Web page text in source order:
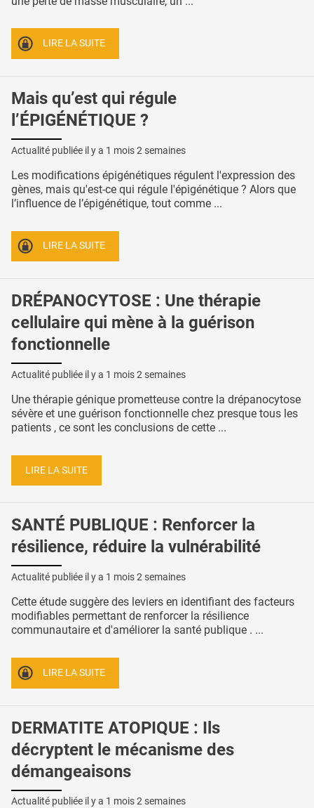
LIRE LA SUITE
Mais qu’est qui régule
l’ÉPIGÉNÉTIQUE ?
Actualité publiée il y a 1 mois 2 semaines
Les modifications épigénétiques régulent l'expression des
gènes, mais qu'est-ce qui régule l'épigénétique ? Alors que
l’influence de l’épigénétique, tout comme ...
LIRE LA SUITE
DRÉPANOCYTOSE : Une thérapie
cellulaire qui mène à la guérison
fonctionnelle
Actualité publiée il y a 1 mois 2 semaines
Une thérapie génique prometteuse contre la drépanocytose
sévère et une guérison fonctionnelle chez presque tous les
patients , ce sont les conclusions de cette ...
LIRE LA SUITE
SANTÉ PUBLIQUE : Renforcer la
résilience, réduire la vulnérabilité
Actualité publiée il y a 1 mois 2 semaines
Cette étude suggère des leviers en identifiant des facteurs
modifiables permettant de renforcer la résilience
communautaire et d'améliorer la santé publique . ...
LIRE LA SUITE
DERMATITE ATOPIQUE : Ils
décryptent le mécanisme des
démangeaisons
Actualité publiée il y a 1 mois 2 semaines